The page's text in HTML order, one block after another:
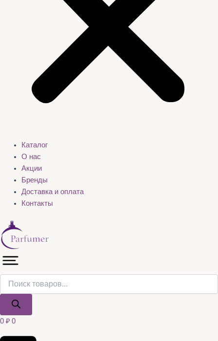
Каталог
О нас
Акции
Бренды
Доставка и оплата
Контакты
0 ₽ 0